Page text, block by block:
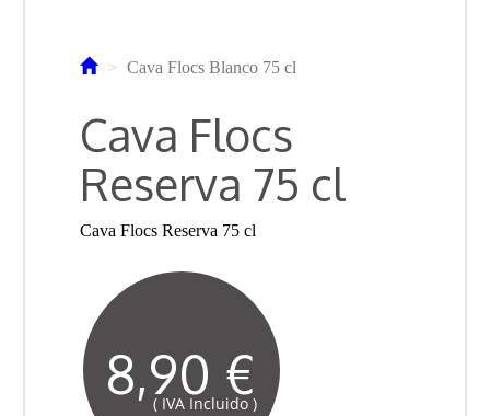
Cava Flocs Blanco 75 cl
Cava Flocs
Reserva 75 cl
Cava Flocs Reserva 75 cl
8,90 €
( IVA Incluido )